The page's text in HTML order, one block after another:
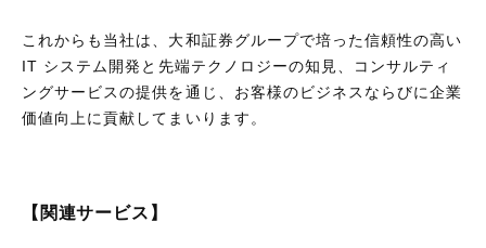
これからも当社は、大和証券グループで培った信頼性の高い
IT システム開発と先端テクノロジーの知見、コンサルティ
ングサービスの提供を通じ、お客様のビジネスならびに企業
価値向上に貢献してまいります。
【関連サービス】